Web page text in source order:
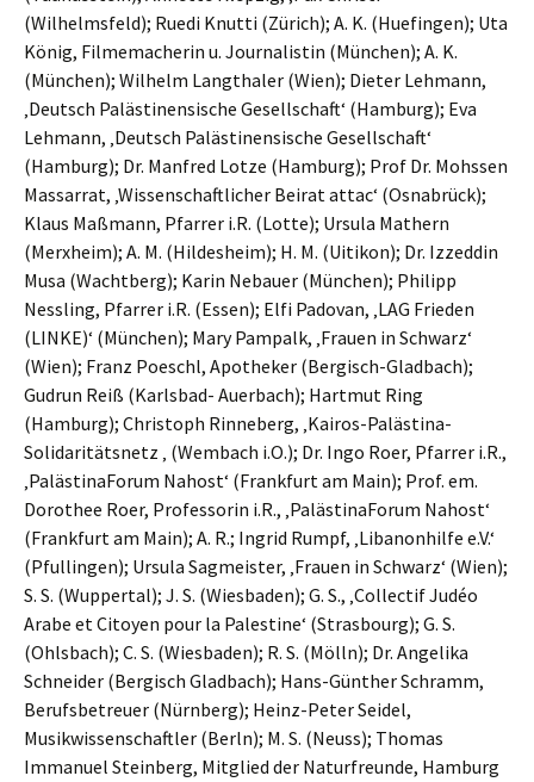
(Wilhelmsfeld); Ruedi Knutti (Zürich); A. K. (Huefingen); Uta
König, Filmemacherin u. Journalistin (München); A. K.
(München); Wilhelm Langthaler (Wien); Dieter Lehmann,
‚Deutsch Palästinensische Gesellschaft‘ (Hamburg); Eva
Lehmann, ‚Deutsch Palästinensische Gesellschaft‘
(Hamburg); Dr. Manfred Lotze (Hamburg); Prof Dr. Mohssen
Massarrat, ‚Wissenschaftlicher Beirat attac‘ (Osnabrück);
Klaus Maßmann, Pfarrer i.R. (Lotte); Ursula Mathern
(Merxheim); A. M. (Hildesheim); H. M. (Uitikon); Dr. Izzeddin
Musa (Wachtberg); Karin Nebauer (München); Philipp
Nessling, Pfarrer i.R. (Essen); Elfi Padovan, ‚LAG Frieden
(LINKE)‘ (München); Mary Pampalk, ‚Frauen in Schwarz‘
(Wien); Franz Poeschl, Apotheker (Bergisch-Gladbach);
Gudrun Reiß (Karlsbad- Auerbach); Hartmut Ring
(Hamburg); Christoph Rinneberg, ‚Kairos-Palästina-
Solidaritätsnetz ‚ (Wembach i.O.); Dr. Ingo Roer, Pfarrer i.R.,
‚PalästinaForum Nahost‘ (Frankfurt am Main); Prof. em.
Dorothee Roer, Professorin i.R., ‚PalästinaForum Nahost‘
(Frankfurt am Main); A. R.; Ingrid Rumpf, ‚Libanonhilfe e.V.‘
(Pfullingen); Ursula Sagmeister, ‚Frauen in Schwarz‘ (Wien);
S. S. (Wuppertal); J. S. (Wiesbaden); G. S., ‚Collectif Judéo
Arabe et Citoyen pour la Palestine‘ (Strasbourg); G. S.
(Ohlsbach); C. S. (Wiesbaden); R. S. (Mölln); Dr. Angelika
Schneider (Bergisch Gladbach); Hans-Günther Schramm,
Berufsbetreuer (Nürnberg); Heinz-Peter Seidel,
Musikwissenschaftler (Berln); M. S. (Neuss); Thomas
Immanuel Steinberg, Mitglied der Naturfreunde, Hamburg